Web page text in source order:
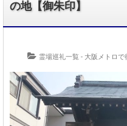
の地【御朱印】
霊場巡礼一覧 - 大阪メトロ